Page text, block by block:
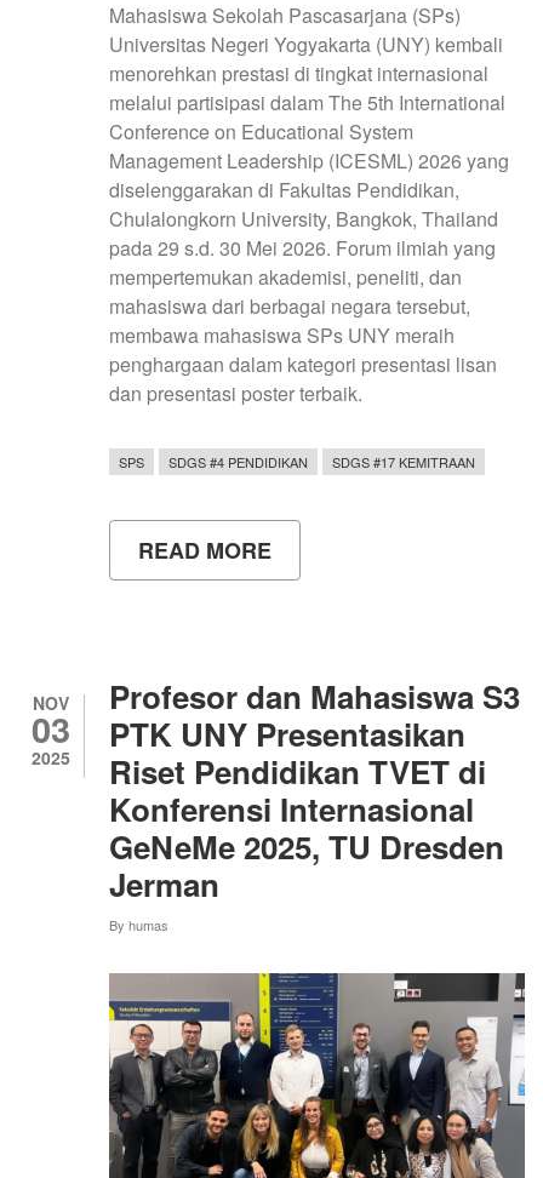
Mahasiswa Sekolah Pascasarjana (SPs)
Universitas Negeri Yogyakarta (UNY) kembali
menorehkan prestasi di tingkat internasional
melalui partisipasi dalam The 5th International
Conference on Educational System
Management Leadership (ICESML) 2026 yang
diselenggarakan di Fakultas Pendidikan,
Chulalongkorn University, Bangkok, Thailand
pada 29 s.d. 30 Mei 2026. Forum ilmiah yang
mempertemukan akademisi, peneliti, dan
mahasiswa dari berbagai negara tersebut,
membawa mahasiswa SPs UNY meraih
penghargaan dalam kategori presentasi lisan
dan presentasi poster terbaik.
SPS SDGS #4 PENDIDIKAN SDGS #17 KEMITRAAN
READ MORE
MAHASISWA
INTERNASIONAL
PADA
ICESML
2026
DI
THAILAND
NOV
03
2025
Profesor dan Mahasiswa S3
PTK UNY Presentasikan
Riset Pendidikan TVET di
Konferensi Internasional
GeNeMe 2025, TU Dresden
Jerman
By humas